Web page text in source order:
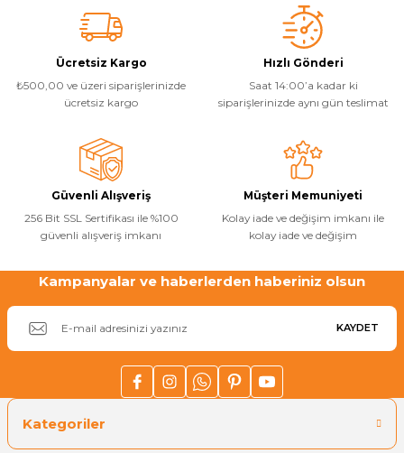
Ürün resmi kalitesiz, bozuk veya görüntülenemiyor.
Ürün açıklamasında eksik bilgiler bulunuyor.
Ürün bilgilerinde hatalar bulunuyor.
Ürün fiyatı diğer sitelerden daha pahalı.
Ücretsiz Kargo
₺500,00 ve üzeri siparişlerinizde
ücretsiz kargo
Hızlı Gönderi
Saat 14:00’a kadar ki
siparişlerinizde aynı gün teslimat
Güvenli Alışveriş
256 Bit SSL Sertifikası ile %100
güvenli alışveriş imkanı
Müşteri Memuniyeti
Kolay iade ve değişim imkanı ile
kolay iade ve değişim
Kampanyalar ve haberlerden haberiniz olsun
KAYDET
Kategoriler